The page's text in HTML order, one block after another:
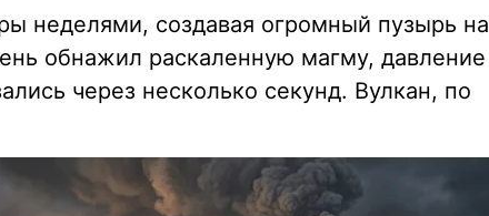
неделями, создавая огромный пузырь на
обнажил раскаленную магму, давление
через несколько секунд. Вулкан, по